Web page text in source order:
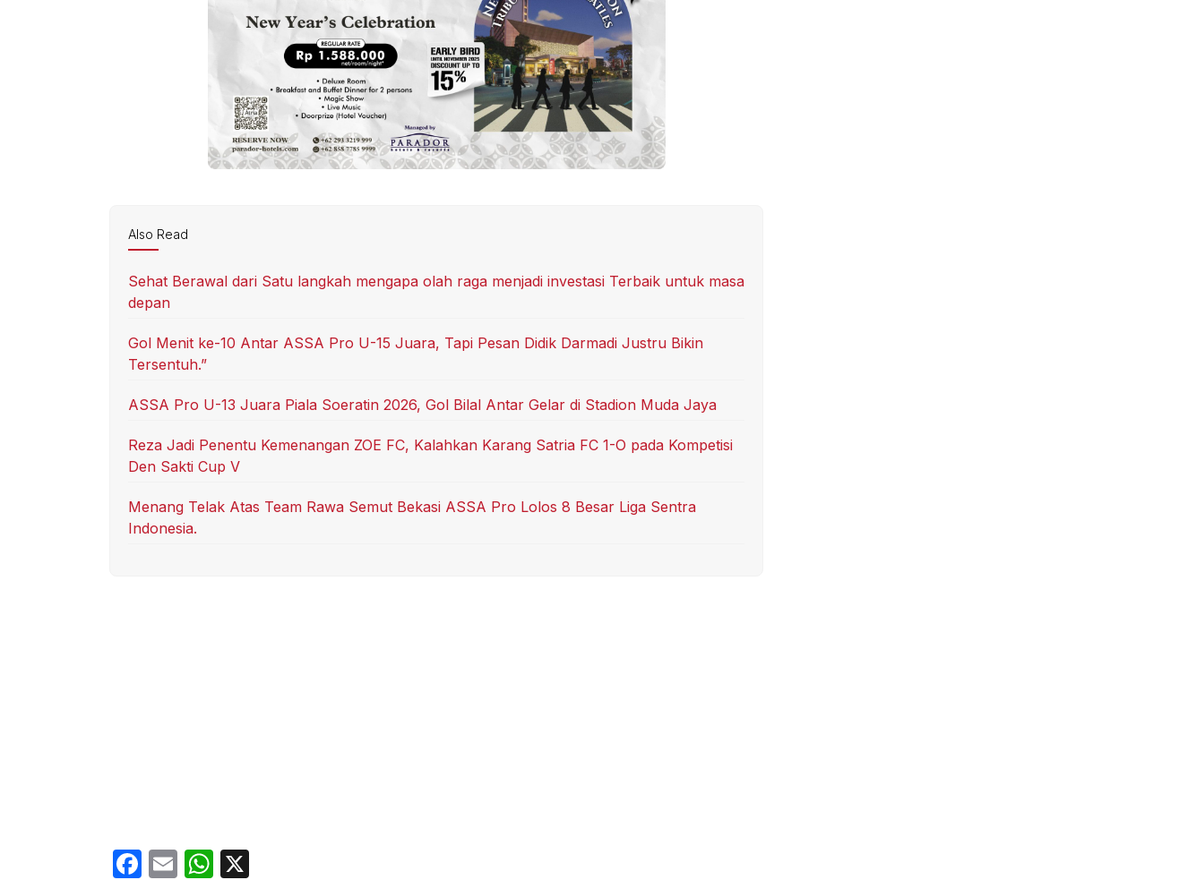
Also Read
Sehat Berawal dari Satu langkah mengapa olah raga menjadi investasi Terbaik untuk masa
depan
Gol Menit ke-10 Antar ASSA Pro U-15 Juara, Tapi Pesan Didik Darmadi Justru Bikin
Tersentuh.”
ASSA Pro U-13 Juara Piala Soeratin 2026, Gol Bilal Antar Gelar di Stadion Muda Jaya
Reza Jadi Penentu Kemenangan ZOE FC, Kalahkan Karang Satria FC 1-O pada Kompetisi
Den Sakti Cup V
Menang Telak Atas Team Rawa Semut Bekasi ASSA Pro Lolos 8 Besar Liga Sentra
Indonesia.
F
E
W